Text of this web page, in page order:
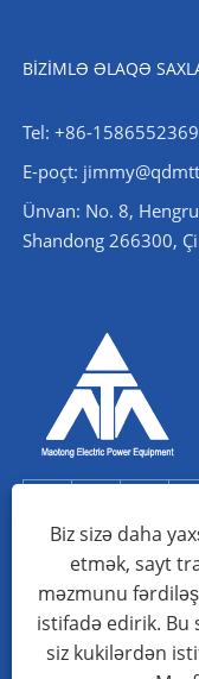
BIZIMLƏ ƏLAQƏ
Tel: +86-
E-poçt:
Ünvan: No. 8,
Shandong 266300,
Copyright © 2022
Polad Qüllə,
Biz sizə daha
etmək, sayt
məzmunu
istifadə edirik. Bu
siz kukilərdən